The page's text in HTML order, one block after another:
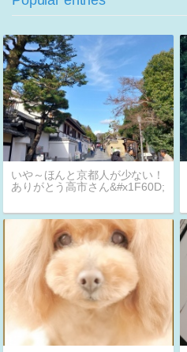
いや～ほんと京都人が少ない！
ありがとう高市さん&#x1F60D;